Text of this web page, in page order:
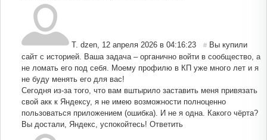
T. dzen, 12 апреля 2026 в 04:16:23 # Вы купили
сайт с историей. Ваша задача – органично войти в сообщество, а
не ломать его под себя. Моему профилю в КП уже много лет и я
не буду менять его для вас!
Сегодня из-за того, что вам вштырило заставить меня привязать
свой акк к Яндексу, я не имею возможности полноценно
пользоваться приложением (ошибка). И не я одна. Какого чёрта?
Вы достали, Яндекс, успокойтесь! Ответить